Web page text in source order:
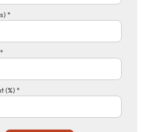
*
(%) *